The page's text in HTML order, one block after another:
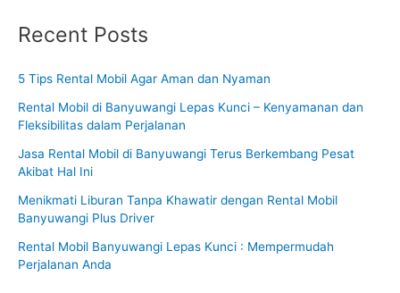
Recent Posts
5 Tips Rental Mobil Agar Aman dan Nyaman
Rental Mobil di Banyuwangi Lepas Kunci – Kenyamanan dan
Fleksibilitas dalam Perjalanan
Jasa Rental Mobil di Banyuwangi Terus Berkembang Pesat
Akibat Hal Ini
Menikmati Liburan Tanpa Khawatir dengan Rental Mobil
Banyuwangi Plus Driver
Rental Mobil Banyuwangi Lepas Kunci : Mempermudah
Perjalanan Anda